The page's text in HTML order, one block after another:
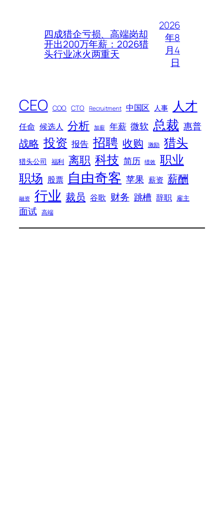
四成猎企亏损、高端岗却
开出200万年薪：2026猎
头行业冰火两重天
2026
年8
月4
日
CEO COO CTO Recruitment 中国区 人事 人才
任命 候选人 分析 加薪 年薪 微软 总裁 惠普
战略 投资 报告 招聘 收购 激励 猎头
猎头公司 福利 离职 科技 简历 绩效 职业
职场 股票 自由奇客 苹果 薪资 薪酬
融资 行业 裁员 谷歌 财务 跳槽 辞职 雇主
面试 高端